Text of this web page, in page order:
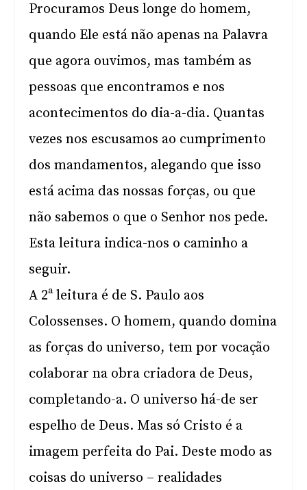
Procuramos Deus longe do homem,
quando Ele está não apenas na Palavra
que agora ouvimos, mas também as
pessoas que encontramos e nos
acontecimentos do dia-a-dia. Quantas
vezes nos escusamos ao cumprimento
dos mandamentos, alegando que isso
está acima das nossas forças, ou que
não sabemos o que o Senhor nos pede.
Esta leitura indica-nos o caminho a
seguir.
A 2ª leitura é de S. Paulo aos
Colossenses. O homem, quando domina
as forças do universo, tem por vocação
colaborar na obra criadora de Deus,
completando-a. O universo há-de ser
espelho de Deus. Mas só Cristo é a
imagem perfeita do Pai. Deste modo as
coisas do universo – realidades